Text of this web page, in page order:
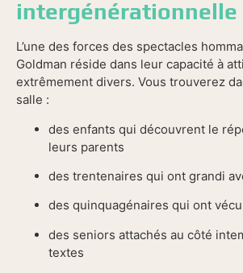
intergénérationnelle
L’une des forces des spectacles
Goldman réside dans leur capacité à
extrêmement divers. Vous trouverez
salle :
des enfants qui découvrent le
leurs parents
des trentenaires qui ont grandi
des quinquagénaires qui ont
des seniors attachés au côté
textes